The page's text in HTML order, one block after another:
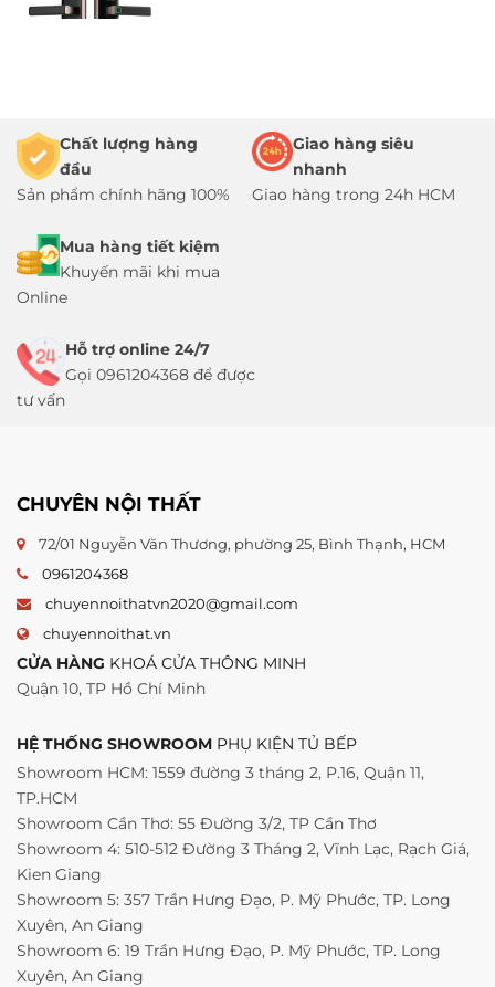
Chất lượng hàng
đầu
Sản phẩm chính hãng 100%
Giao hàng siêu
nhanh
Giao hàng trong 24h HCM
Mua hàng tiết kiệm
Khuyến mãi khi mua
Online
Hỗ trợ online 24/7
Gọi 0961204368 để được
tư vấn
CHUYÊN NỘI THẤT
72/01 Nguyễn Văn Thương, phường 25, Bình Thạnh, HCM
0961204368
chuyennoithatvn2020@gmail.com
chuyennoithat.vn
CỬA HÀNG KHOÁ CỬA THÔNG MINH
Quận 10, TP Hồ Chí Minh
HỆ THỐNG SHOWROOM PHỤ KIỆN TỦ BẾP
Showroom HCM: 1559 đường 3 tháng 2, P.16, Quận 11,
TP.HCM
Showroom Cần Thơ: 55 Đường 3/2, TP Cần Thơ
Showroom 4: 510-512 Đường 3 Tháng 2, Vĩnh Lạc, Rạch Giá,
Kien Giang
Showroom 5: 357 Trần Hưng Đạo, P. Mỹ Phước, TP. Long
Xuyên, An Giang
Showroom 6: 19 Trần Hưng Đạo, P. Mỹ Phước, TP. Long
Xuyên, An Giang